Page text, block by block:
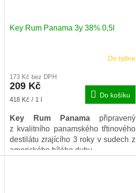
Key Rum Panama 3y 38% 0,5l
Do týdne
173 Kč bez DPH
209 Kč
Měrná
418 Kč / 1 l
Do košíku
Key Rum Panama připravený
z kvalitního panamského třtinového
destilátu zrajícího 3 roky v sudech z
amerického bílého dubu.